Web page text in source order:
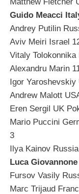
Guido Meacci
Andrey Putilin
Aviv Meiri Israel
Vitaly
Alexandru Marin
Igor Yaroshevskiy
Andrew Malott
Eren Sergil UK
Mario Puccini
3
Ilya Kainov
Luca
Fursov Vasily
Marc Trijaud